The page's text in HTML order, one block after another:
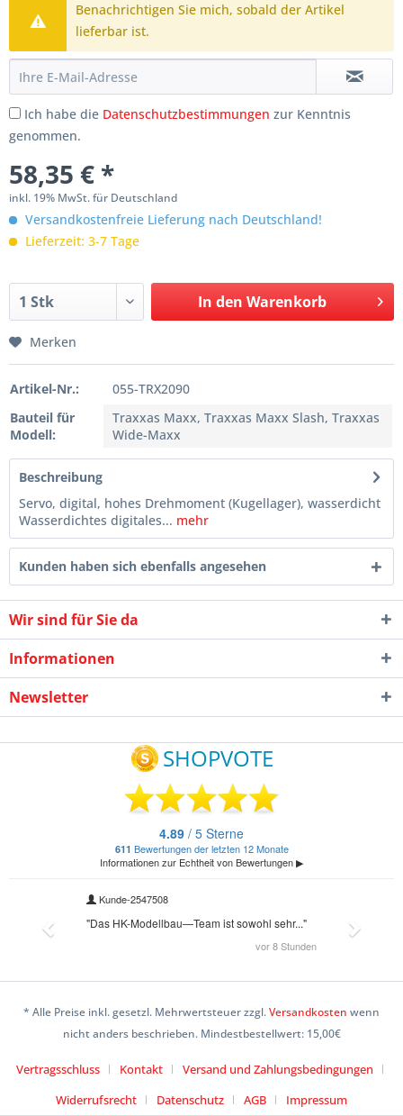
Benachrichtigen Sie mich, sobald der Artikel
lieferbar ist.
Ich habe die Datenschutzbestimmungen zur Kenntnis
genommen.
58,35 € *
inkl. 19% MwSt. für Deutschland
Versandkostenfreie Lieferung nach Deutschland!
Lieferzeit: 3-7 Tage
In den Warenkorb
Merken
Artikel-Nr.:
055-TRX2090
Bauteil für
Modell:
Traxxas Maxx, Traxxas Maxx Slash, Traxxas
Wide-Maxx
Beschreibung
Servo, digital, hohes Drehmoment (Kugellager), wasserdicht
Wasserdichtes digitales... mehr
Kunden haben sich ebenfalls angesehen
Wir sind für Sie da
Informationen
Newsletter
* Alle Preise inkl. gesetzl. Mehrwertsteuer zzgl.Versandkosten wenn
nicht anders beschrieben. Mindestbestellwert: 15,00€
Vertragsschluss Kontakt
Versand und Zahlungsbedingungen
Widerrufsrecht
Datenschutz AGB Impressum